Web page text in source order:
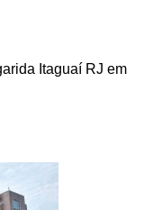
Itaguaí RJ em